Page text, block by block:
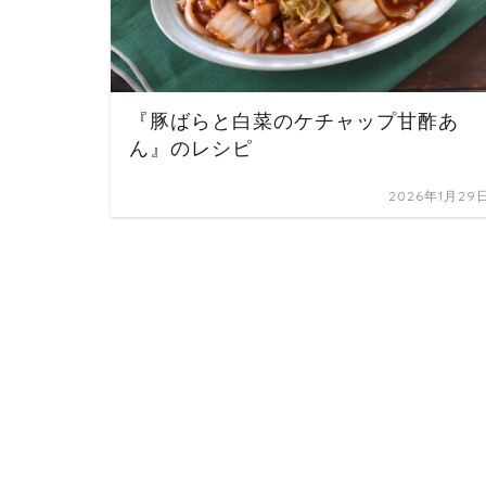
『豚ばらと白菜のケチャップ甘酢あ
ん』のレシピ
2026年1月29